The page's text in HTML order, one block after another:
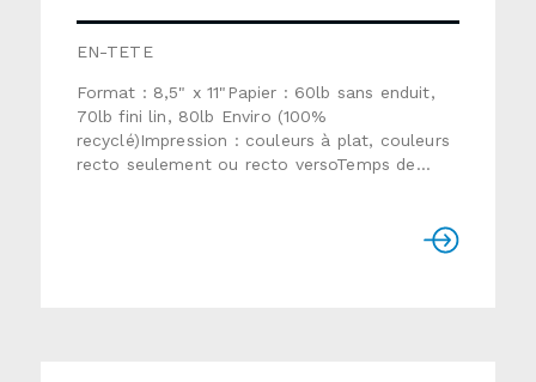
EN-TETE
Format : 8,5" x 11"Papier : 60lb sans enduit,
70lb fini lin, 80lb Enviro (100%
recyclé)Impression : couleurs à plat, couleurs
recto seulement ou recto versoTemps de